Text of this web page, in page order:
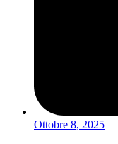
Ottobre 8, 2025